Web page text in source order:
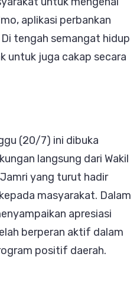
dan
Kenalkan
Aplikasi
BRImo
aplikasi perbankan
tengah semangat hidup
untuk juga cakap secara
(20/7) ini dibuka
langsung dari Wakil
yang turut hadir
masyarakat. Dalam
apresiasi
berperan aktif dalam
positif daerah.